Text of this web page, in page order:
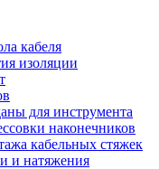
кабеля
изоляции
для инструмента
наконечников
кабельных стяжек
и натяжения